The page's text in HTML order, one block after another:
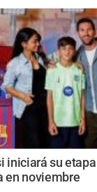
iniciará su
en noviembre